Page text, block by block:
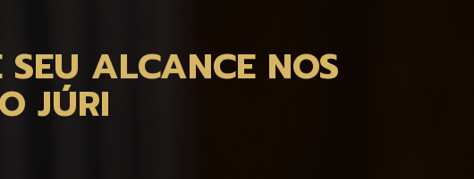
ALCANCE NOS
JÚRI